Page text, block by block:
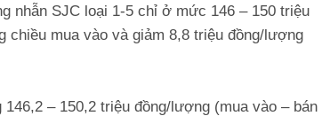
nhẫn SJC loại 1-5 chỉ ở mức 146 – 150 triệu
chiều mua vào và giảm 8,8 triệu đồng/lượng
– 150,2 triệu đồng/lượng (mua vào – bán